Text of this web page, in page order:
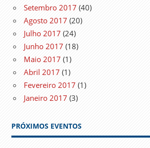
Setembro 2017 (40)
Agosto 2017 (20)
Julho 2017 (24)
Junho 2017 (18)
Maio 2017 (1)
Abril 2017 (1)
Fevereiro 2017 (1)
Janeiro 2017 (3)
PRÓXIMOS EVENTOS